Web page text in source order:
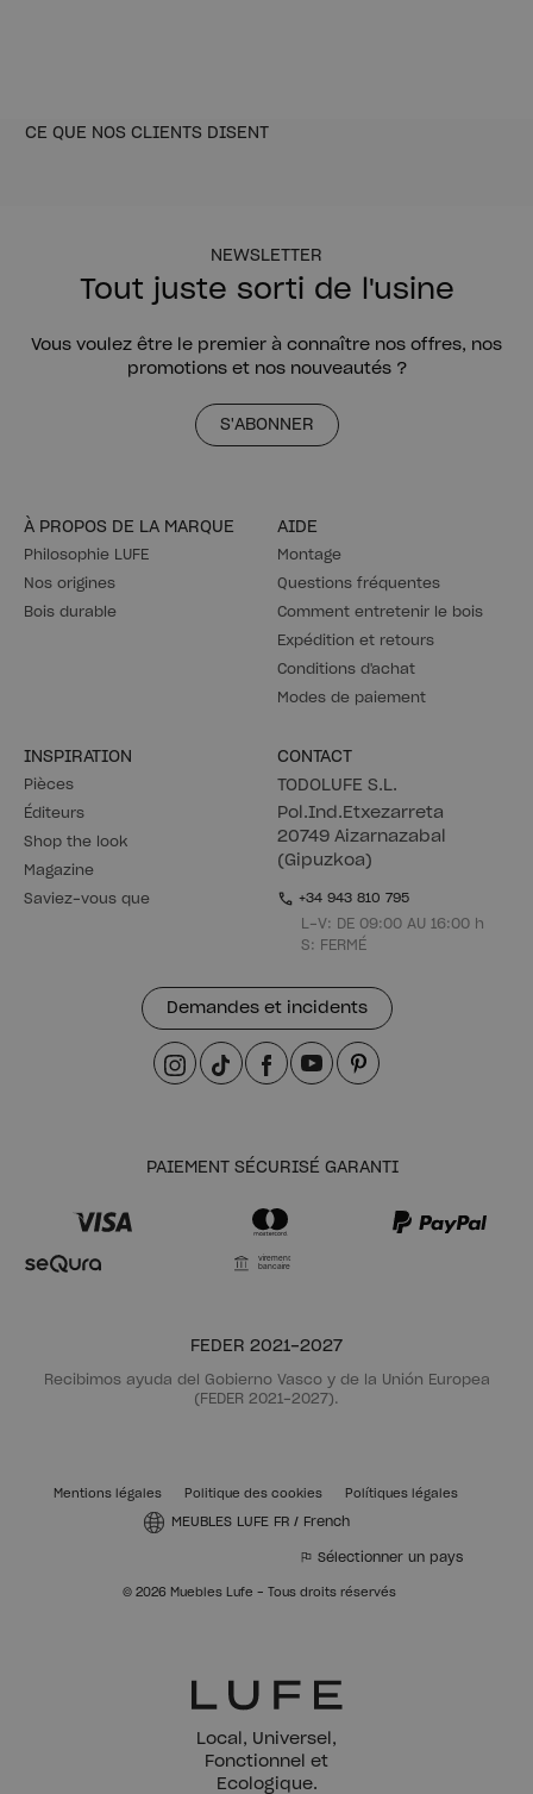
CE QUE NOS CLIENTS DISENT
NEWSLETTER
Tout juste sorti de l'usine
Vous voulez être le premier à connaître nos offres, nos
promotions et nos nouveautés ?
S'ABONNER
À PROPOS DE LA MARQUE
Philosophie LUFE
Nos origines
Bois durable
AIDE
Montage
Questions fréquentes
Comment entretenir le bois
Expédition et retours
Conditions d'achat
Modes de paiement
INSPIRATION
Pièces
Éditeurs
Shop the look
Magazine
Saviez-vous que
CONTACT
TODOLUFE S.L.
Pol.Ind.Etxezarreta
20749 Aizarnazabal
(Gipuzkoa)
+34 943 810 795
L-V: DE 09:00 AU 16:00 h
S: FERMÉ
Demandes et incidents
PAIEMENT SÉCURISÉ GARANTI
Virement
bancaire
FEDER 2021-2027
Recibimos ayuda del Gobierno Vasco y de la Unión Europea
(FEDER 2021-2027).
© 2026 Muebles Lufe - Tous droits réservés
Mentions légales Politique des cookies Polítiques légales
MEUBLES LUFE FR / French
Sélectionner un pays
Local, Universel,
Fonctionnel et
Ecologique.